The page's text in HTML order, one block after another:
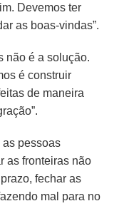
Devemos ter
as boas-vindas”.
não é a solução.
é construir
de maneira
as pessoas
as fronteiras não
fechar as
mal para no